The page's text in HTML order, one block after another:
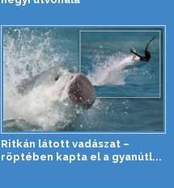
Ritkán látott vadászat –
röptében kapta el a gyanútl...